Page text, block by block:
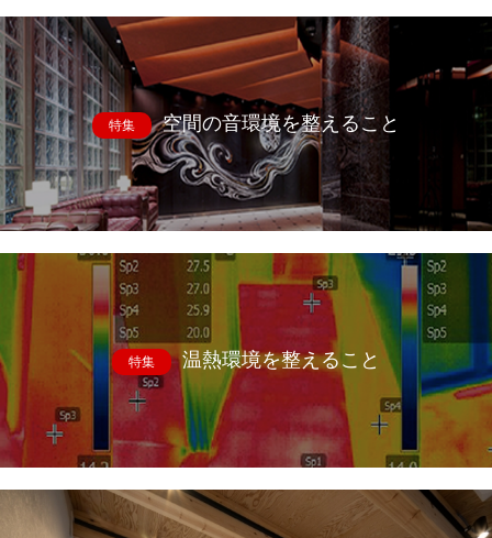
特集 空間の音環境を整えること
特集 温熱環境を整えること